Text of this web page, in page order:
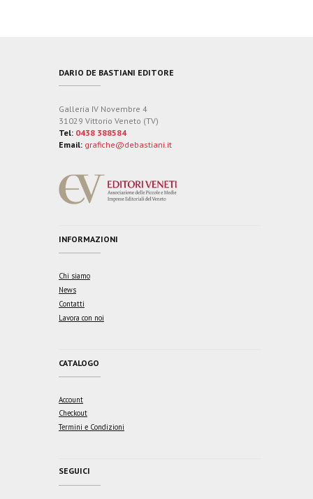
DARIO DE BASTIANI EDITORE
Galleria IV Novembre 4
31029 Vittorio Veneto (TV)
Tel: 0438 388584
Email: grafiche@debastiani.it
INFORMAZIONI
Chi siamo
News
Contatti
Lavora con noi
CATALOGO
Account
Checkout
Termini e Condizioni
SEGUICI